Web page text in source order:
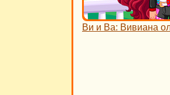
Ви и Ва: Вивиана